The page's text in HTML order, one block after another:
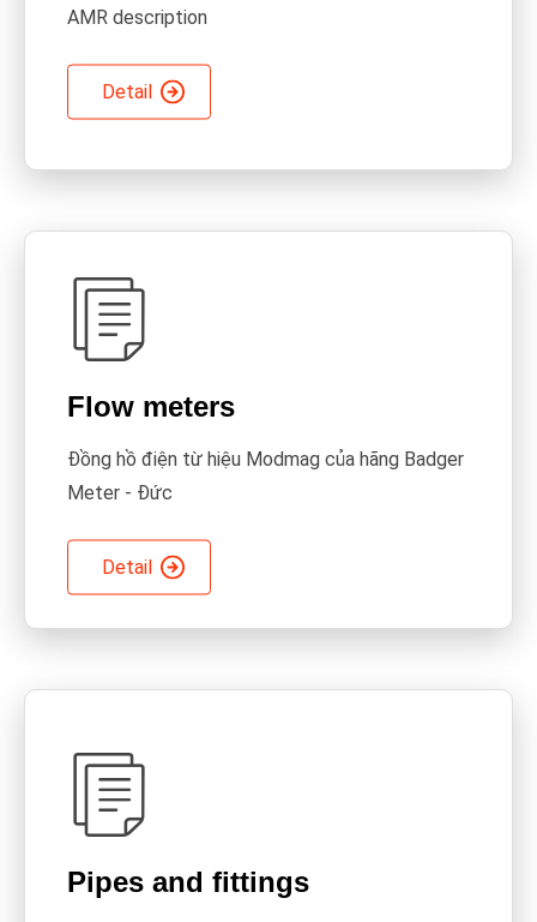
AMR description
Detail
Flow meters
Đồng hồ điện từ hiệu Modmag của hãng Badger
Meter - Đức
Detail
Pipes and fittings